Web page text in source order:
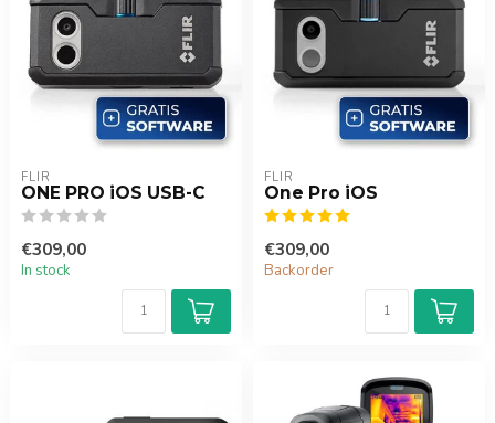
FLIR
ONE PRO iOS USB-C
€309,00
In stock
FLIR
One Pro iOS
€309,00
Backorder